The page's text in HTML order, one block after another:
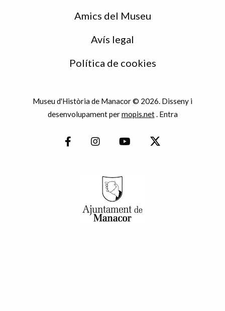
Amics del Museu
Avís legal
Política de cookies
Museu d'Història de Manacor © 2026. Disseny i
desenvolupament permopis.net. Entra